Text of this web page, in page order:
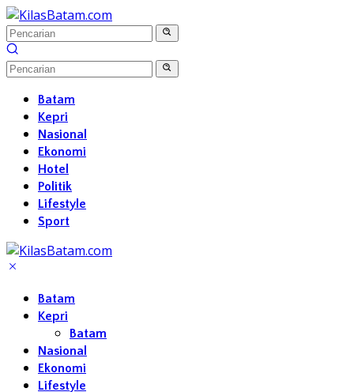
Langsung
ke
konten
Batam
Kepri
Nasional
Ekonomi
Hotel
Politik
Lifestyle
Sport
Batam
Kepri
Batam
Nasional
Ekonomi
Lifestyle